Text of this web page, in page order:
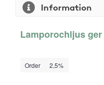
Information
Lamporochljus
Order 2,5%